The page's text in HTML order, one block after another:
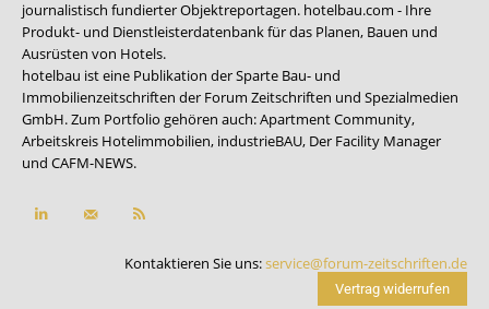
journalistisch fundierter Objektreportagen. hotelbau.com - Ihre
Produkt- und Dienstleisterdatenbank für das Planen, Bauen und
Ausrüsten von Hotels.
hotelbau ist eine Publikation der Sparte Bau- und
Immobilienzeitschriften der Forum Zeitschriften und Spezialmedien
GmbH. Zum Portfolio gehören auch:Apartment Community,
Arbeitskreis Hotelimmobilien, industrieBAU, Der Facility Manager
und CAFM-NEWS.
Kontaktieren Sie uns:service@forum-zeitschriften.de
Vertrag widerrufen